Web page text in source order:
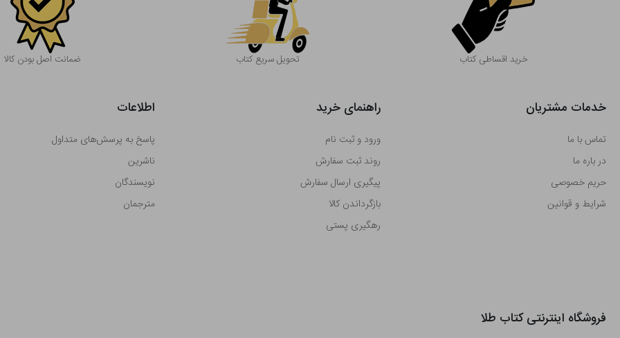
خرید اقساطی کتاب تحویل سریع کتاب ضمانت اصل بودن کالا
خدمات مشتریان
تماس با ما
در باره ما
حریم خصوصی
شرایط و قوانین
راهنمای خرید
ورود و ثبت نام
روند ثبت سفارش
پیگیری ارسال سفارش
بازگرداندن کالا
رهگیری پستی
اطلاعات
پاسخ به پرسش‌های متداول
ناشرین
نویسندگان
مترجمان
فروشگاه اینترنتی کتاب طلا